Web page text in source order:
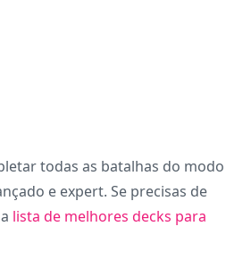
todas as batalhas do modo
e expert. Se precisas de
lista de melhores decks para